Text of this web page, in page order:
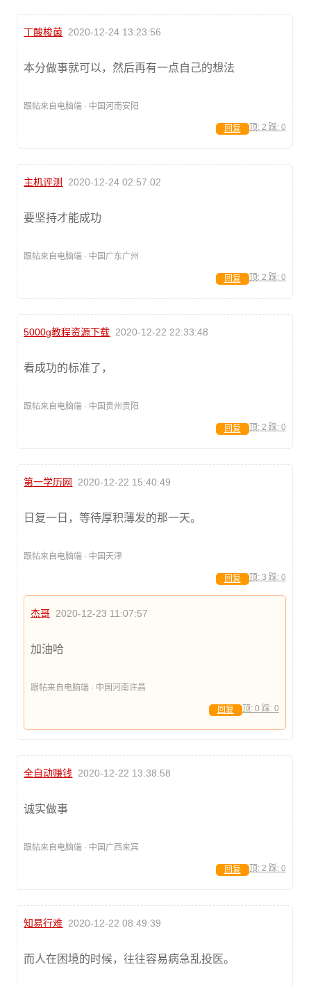
丁酸梭菌 2020-12-24 13:23:56
本分做事就可以，然后再有一点自己的想法
跟帖来自电脑端 · 中国河南安阳
顶: 2 踩: 0
回复
主机评测 2020-12-24 02:57:02
要坚持才能成功
跟帖来自电脑端 · 中国广东广州
顶: 2 踩: 0
回复
5000g教程资源下载 2020-12-22 22:33:48
看成功的标准了，
跟帖来自电脑端 · 中国贵州贵阳
顶: 2 踩: 0
回复
第一学历网 2020-12-22 15:40:49
日复一日，等待厚积薄发的那一天。
跟帖来自电脑端 · 中国天津
顶: 3 踩: 0
回复
杰哥 2020-12-23 11:07:57
加油哈
跟帖来自电脑端 · 中国河南许昌
顶: 0 踩: 0
回复
全自动赚钱 2020-12-22 13:38:58
诚实做事
跟帖来自电脑端 · 中国广西来宾
顶: 2 踩: 0
回复
知易行难 2020-12-22 08:49:39
而人在困境的时候，往往容易病急乱投医。